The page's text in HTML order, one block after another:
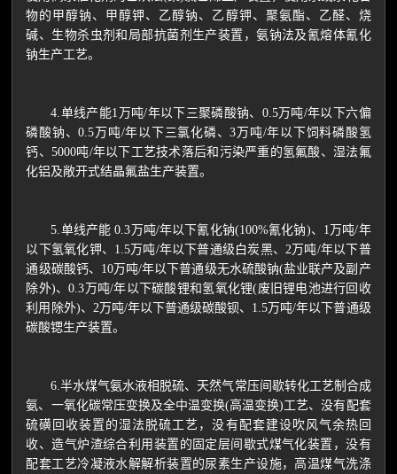
物的甲醇钠、甲醇钾、乙醇钠、乙醇钾、聚氨酯、乙醛、烧
碱、生物杀虫剂和局部抗菌剂生产装置，氨钠法及氰熔体氰化
钠生产工艺。
4.单线产能1万吨/年以下三聚磷酸钠、0.5万吨/年以下六偏
磷酸钠、0.5万吨/年以下三氯化磷、3万吨/年以下饲料磷酸氢
钙、5000吨/年以下工艺技术落后和污染严重的氢氟酸、湿法氟
化铝及敞开式结晶氟盐生产装置。
5.单线产能 0.3万吨/年以下氰化钠(100%氰化钠)、1万吨/年
以下氢氧化钾、1.5万吨/年以下普通级白炭黑、2万吨/年以下普
通级碳酸钙、10万吨/年以下普通级无水硫酸钠(盐业联产及副产
除外)、0.3万吨/年以下碳酸锂和氢氧化锂(废旧锂电池进行回收
利用除外)、2万吨/年以下普通级碳酸钡、1.5万吨/年以下普通级
碳酸锶生产装置。
6.半水煤气氨水液相脱硫、天然气常压间歇转化工艺制合成
氨、一氧化碳常压变换及全中温变换(高温变换)工艺、没有配套
硫磺回收装置的湿法脱硫工艺，没有配套建设吹风气余热回
收、造气炉渣综合利用装置的固定层间歇式煤气化装置，没有
配套工艺冷凝液水解解析装置的尿素生产设施，高温煤气洗涤